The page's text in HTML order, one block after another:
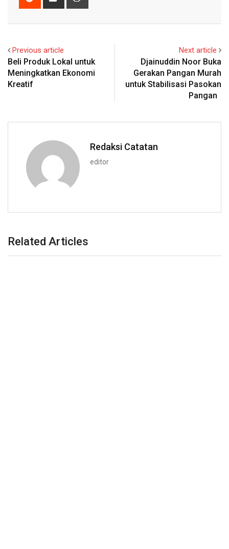
Previous article
Beli Produk Lokal untuk
Meningkatkan Ekonomi
Kreatif
Next article
Djainuddin Noor Buka
Gerakan Pangan Murah
untuk Stabilisasi Pasokan
Pangan
Redaksi Catatan
editor
Related Articles